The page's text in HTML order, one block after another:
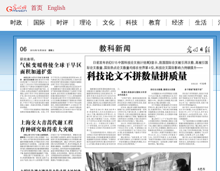
首页 English
时政 国际 时评 理论 文化 科技 教育 经济 生活